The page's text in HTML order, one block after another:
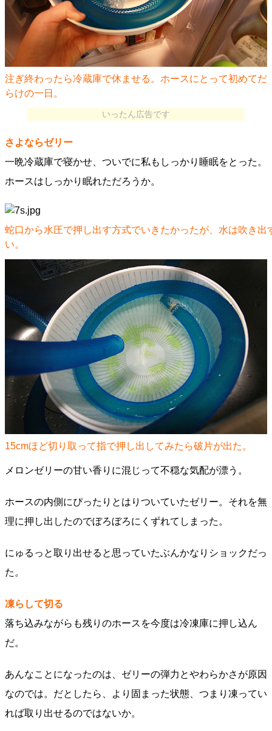
注ぎ終わったら冷蔵庫で休ませる。ホースにとって初めてだ
らけの一日。
いったん広告です
さよならゼリー
一晩冷蔵庫で寝かせ、ついでに私もしっかり睡眠をとった。
ホースはしっかり眠れただろうか。
蛇口から水圧で押し出す方式でいきたかったが、水は吹き出
い。
15cmほど切り取って指で押し出してみたら破片が出た。
メロンゼリーの甘い香りに混じって不穏な気配が漂う。
ホースの内側にぴったりとはりついていたゼリー。それを無
理に押し出したのでぼろぼろにくずれてしまった。
にゅるっと取り出せると思っていたぶんかなりショックだっ
た。
凍らして切る
落ち込みながらも残りのホースを今度は冷凍庫に押し込ん
だ。
あんなことになったのは、ゼリーの弾力とやわらかさが原因
なのでは。だとしたら、より固まった状態、つまり凍ってい
れば取り出せるのではないか。